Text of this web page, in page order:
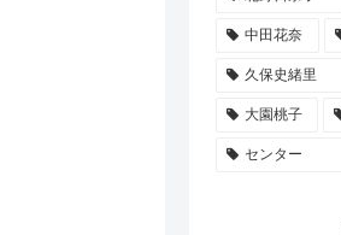
中田花奈
久保史緒里
大園桃子
センター